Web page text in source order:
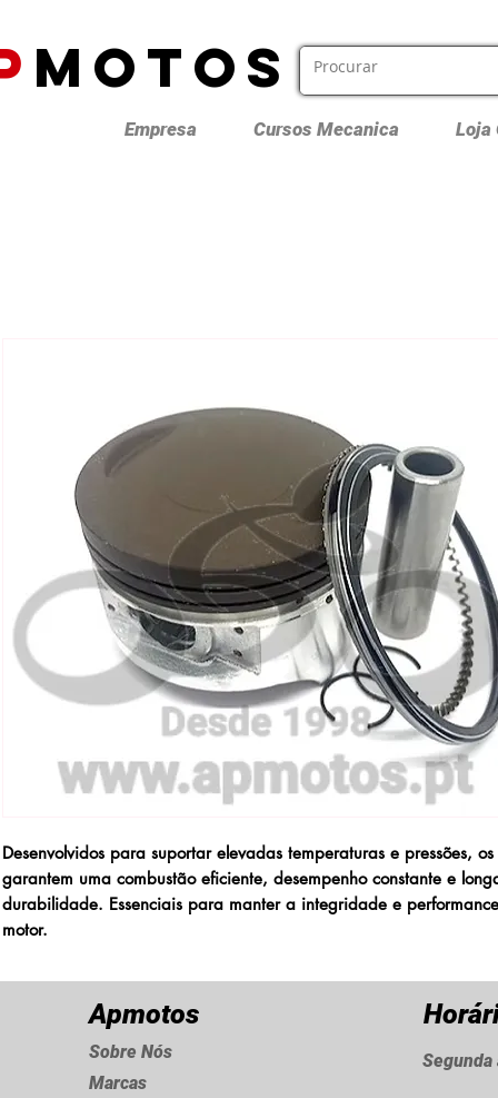
MOTOS
Empresa Cursos Mecanica Loja
Desenvolvidos para suportar elevadas temperaturas e pressões, os
garantem uma combustão eficiente, desempenho constante e
durabilidade. Essenciais para manter a integridade e
motor.
Apmotos
Sobre Nós
Marcas
Segunda